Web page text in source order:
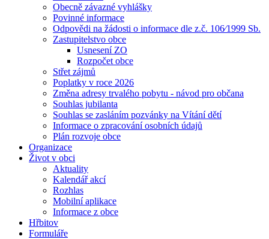
Obecně závazné vyhlášky
Povinné informace
Odpovědi na žádosti o informace dle z.č. 106⁄1999 Sb.
Zastupitelstvo obce
Usnesení ZO
Rozpočet obce
Střet zájmů
Poplatky v roce 2026
Změna adresy trvalého pobytu - návod pro občana
Souhlas jubilanta
Souhlas se zasláním pozvánky na Vítání dětí
Informace o zpracování osobních údajů
Plán rozvoje obce
Organizace
Život v obci
Aktuality
Kalendář akcí
Rozhlas
Mobilní aplikace
Informace z obce
Hřbitov
Formuláře